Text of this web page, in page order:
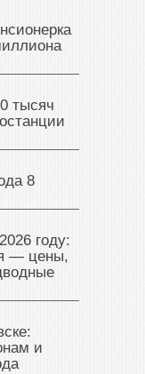
тысяч
8
году:
— цены,
и